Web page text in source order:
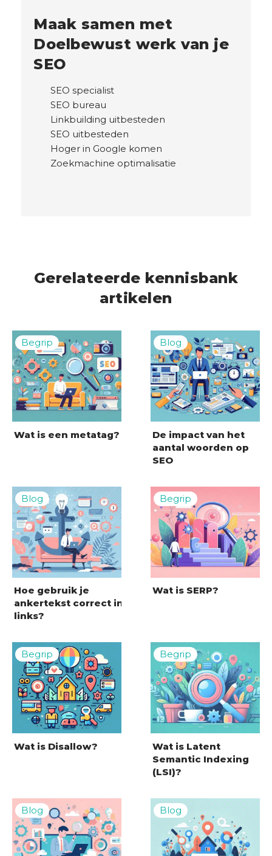
Gerelateerde kennisbank
artikelen
Wat is een metatag?
De impact van het
aantal woorden op
SEO
Hoe gebruik je
ankertekst correct in
links?
Wat is SERP?
Wat is Disallow?
Wat is Latent
Semantic Indexing
(LSI)?
Maak samen met
Doelbewust werk van je
SEO
SEO specialist
SEO bureau
Linkbuilding uitbesteden
SEO uitbesteden
Hoger in Google komen
Zoekmachine optimalisatie